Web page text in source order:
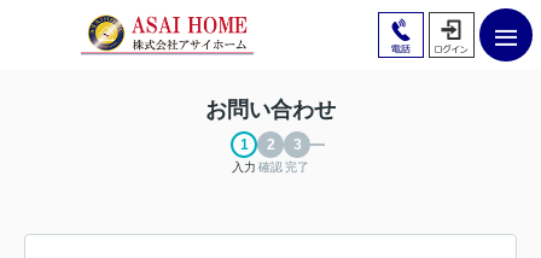
お問い合わせ
入力 確認完了